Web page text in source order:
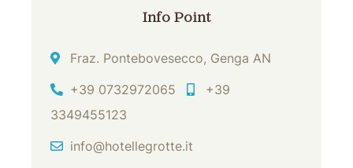
Info Point
Indirizzo
Fraz. Pontebovesecco, Genga AN
Tel
+39 0732972065 Cell
+39
3349455123
Email
info@hotellegrotte.it